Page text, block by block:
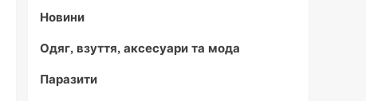
Новини
Одяг, взуття, аксесуари та мода
Паразити